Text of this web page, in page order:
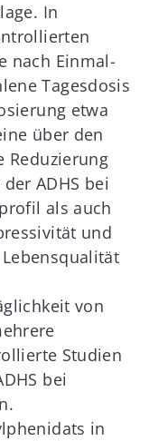
In
nach Einmal-
Tagesdosis
etwa
über den
Reduzierung
ADHS bei
als auch
und
von
Studien
bei
in